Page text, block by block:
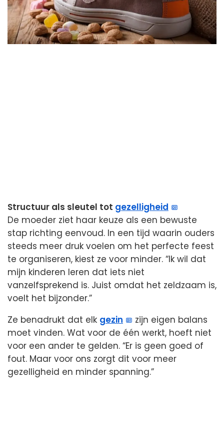
Structuur als sleutel tot gezelligheid
De moeder ziet haar keuze als een bewuste
stap richting eenvoud. In een tijd waarin ouders
steeds meer druk voelen om het perfecte feest
te organiseren, kiest ze voor minder. “Ik wil dat
mijn kinderen leren dat iets niet
vanzelfsprekend is. Juist omdat het zeldzaam is,
voelt het bijzonder.”
Ze benadrukt dat elk gezin
zijn eigen balans
moet vinden. Wat voor de één werkt, hoeft niet
voor een ander te gelden. “Er is geen goed of
fout. Maar voor ons zorgt dit voor meer
gezelligheid en minder spanning.”